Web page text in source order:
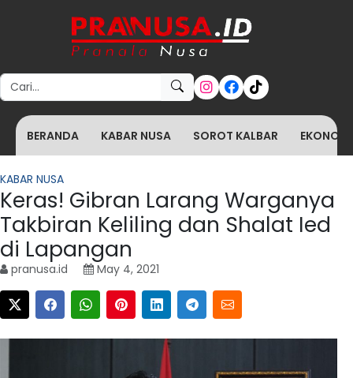
Search for:
BERANDA KABAR NUSA SOROT KALBAR
KABAR NUSA
Keras! Gibran Larang Warganya
Takbiran Keliling dan Shalat Ied
di Lapangan
pranusa.id May 4, 2021